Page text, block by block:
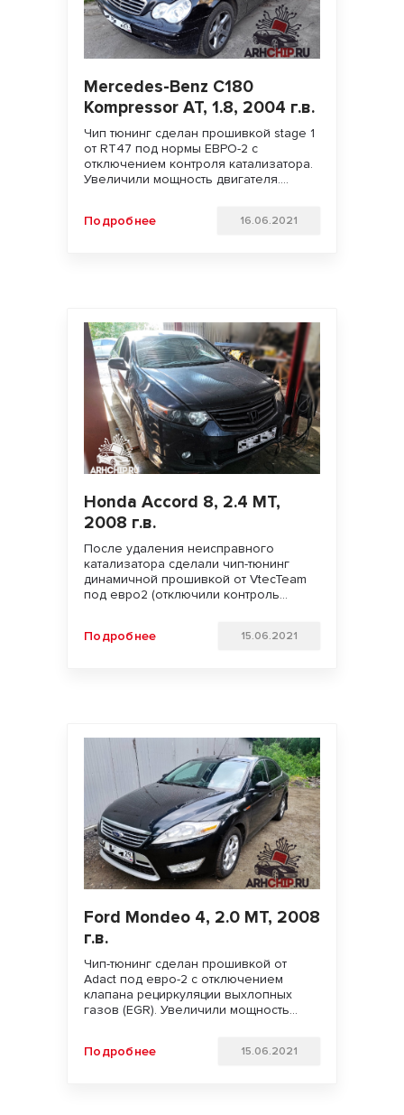
Mercedes-Benz C180
Kompressor AT, 1.8, 2004 г.в.
Чип тюнинг сделан прошивкой stage 1
от RT47 под нормы ЕВРО-2 с
отключением контроля катализатора.
Увеличили мощность двигателя.
дорогах!!!
Подробнее 16.06.2021
Honda Accord 8, 2.4 MT,
2008 г.в.
После удаления неисправного
катализатора сделали чип-тюнинг
динамичной прошивкой от VtecTeam
под евро2 (отключили контроль
двигателя и крутящий момент.
Подробнее 15.06.2021
Ford Mondeo 4, 2.0 MT, 2008
г.в.
Чип-тюнинг сделан прошивкой от
Adact под евро-2 с отключением
клапана рециркуляции выхлопных
газов (EGR). Увеличили мощность
Удачи на дорогах!!!
Подробнее 15.06.2021